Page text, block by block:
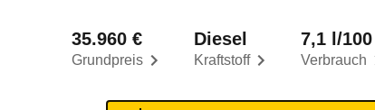
Grundpreis
35.960 €
Kraftstoff
Diesel
Verbrauch
7,1 l/